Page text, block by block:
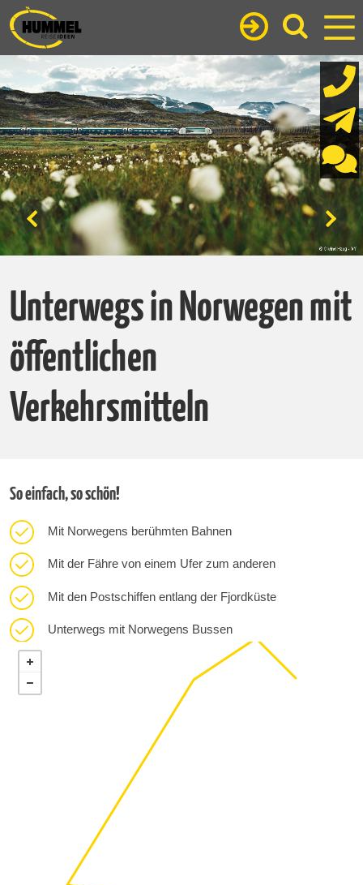
Unterwegs in Norwegen mit
öffentlichen
Verkehrsmitteln
So einfach, so schön!
Mit Norwegens berühmten Bahnen
Mit der Fähre von einem Ufer zum anderen
Mit den Postschiffen entlang der Fjordküste
Unterwegs mit Norwegens Bussen